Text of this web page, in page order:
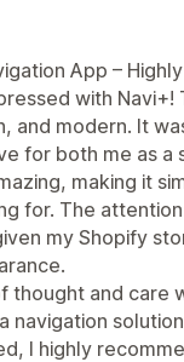
App –
with
and modern. It
for both me as
making it
for. The
my Shopify
thought and care
navigation
I highly